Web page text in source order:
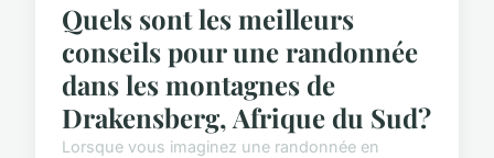
Quels sont les meilleurs
conseils pour une randonnée
dans les montagnes de
Drakensberg, Afrique du Sud?
Lorsque vous imaginez une randonnée en